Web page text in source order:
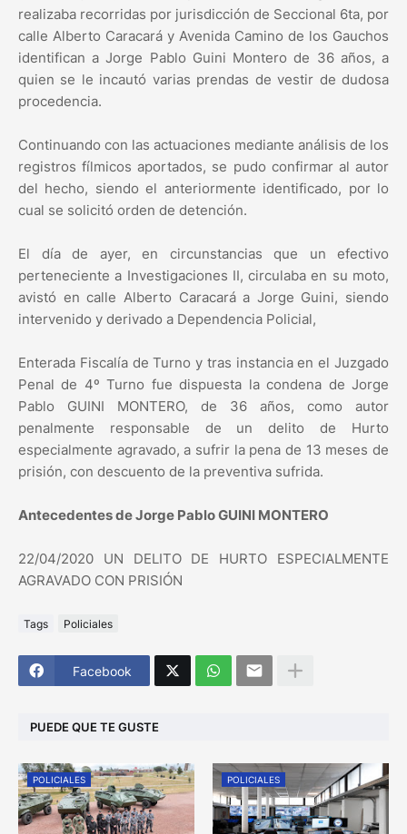
realizaba recorridas por jurisdicción de Seccional 6ta, por
calle Alberto Caracará y Avenida Camino de los Gauchos
identifican a Jorge Pablo Guini Montero de 36 años, a
quien se le incautó varias prendas de vestir de dudosa
procedencia.
Continuando con las actuaciones mediante análisis de los
registros fílmicos aportados, se pudo confirmar al autor
del hecho, siendo el anteriormente identificado, por lo
cual se solicitó orden de detención.
El día de ayer, en circunstancias que un efectivo
perteneciente a Investigaciones II, circulaba en su moto,
avistó en calle Alberto Caracará a Jorge Guini, siendo
intervenido y derivado a Dependencia Policial,
Enterada Fiscalía de Turno y tras instancia en el Juzgado
Penal de 4º Turno fue dispuesta la condena de Jorge
Pablo GUINI MONTERO, de 36 años, como autor
penalmente responsable de un delito de Hurto
especialmente agravado, a sufrir la pena de 13 meses de
prisión, con descuento de la preventiva sufrida.
Antecedentes de Jorge Pablo GUINI MONTERO
22/04/2020 UN DELITO DE HURTO ESPECIALMENTE
AGRAVADO CON PRISIÓN
Tags Policiales
Facebook
PUEDE QUE TE GUSTE
POLICIALES POLICIALES